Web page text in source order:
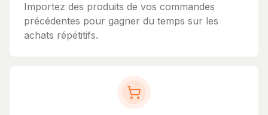
Importez des produits de vos commandes
précédentes pour gagner du temps sur les
achats répétitifs.